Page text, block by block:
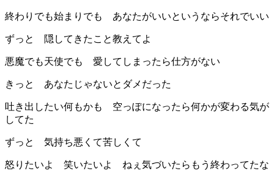
終わりでも始まりでも あなたがいいというならそれでいい
ずっと 隠してきたこと教えてよ
悪魔でも天使でも 愛してしまったら仕方がない
きっと あなたじゃないとダメだった
吐き出したい何もかも 空っぽになったら何かが変わる気が
してた
ずっと 気持ち悪くて苦しくて
怒りたいよ 笑いたいよ ねぇ気づいたらもう終わってたな